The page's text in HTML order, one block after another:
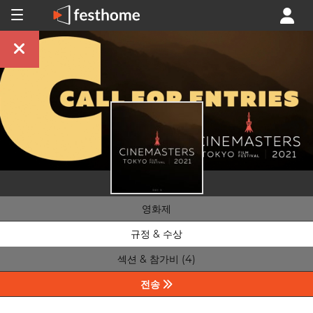
영화제
규정 & 수상
섹션 & 참가비 (4)
전송